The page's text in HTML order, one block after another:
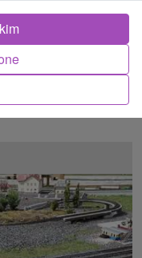
nową atrakcję